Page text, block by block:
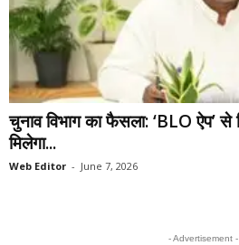
चुनाव विभाग का फैसला: ‘BLO ऐप’ से
मिलेगा...
Web Editor - June 7, 2026
- Advertisement -